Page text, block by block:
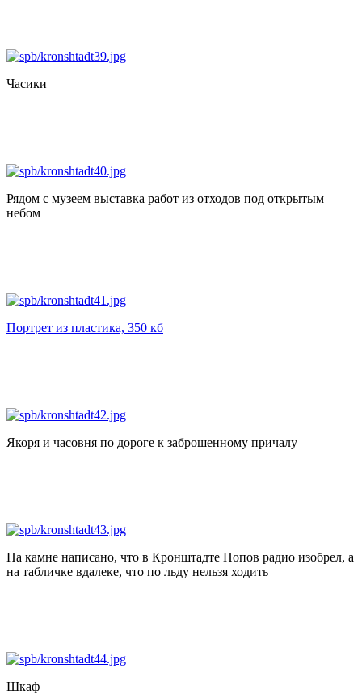
Часики
Рядом с музеем выставка работ из отходов под открытым
небом
Портрет из пластика, 350 кб
Якоря и часовня по дороге к заброшенному причалу
На камне написано, что в Кронштадте Попов радио изобрел, а
на табличке вдалеке, что по льду нельзя ходить
Шкаф